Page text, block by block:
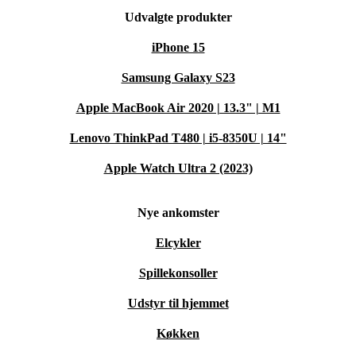
Udvalgte produkter
iPhone 15
Samsung Galaxy S23
Apple MacBook Air 2020 | 13.3" | M1
Lenovo ThinkPad T480 | i5-8350U | 14"
Apple Watch Ultra 2 (2023)
Nye ankomster
Elcykler
Spillekonsoller
Udstyr til hjemmet
Køkken